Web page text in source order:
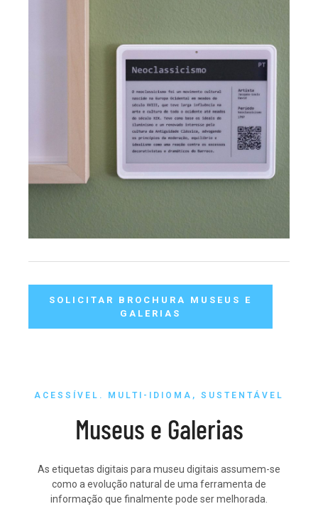
ACESSÍVEL. MULTI-IDIOMA, SUSTENTÁVEL
Museus e Galerias
As etiquetas digitais para museu digitais assumem-se
como a evolução natural de uma ferramenta de
informação que finalmente pode ser melhorada.
SOLICITAR BROCHURA MUSEUS E
GALERIAS